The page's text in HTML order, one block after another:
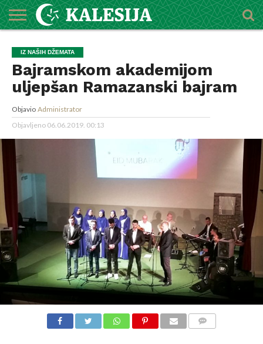
O
MEDŽLISU
DŽEMATI
IMAMI
MEKTEBSKI
CENTAR
VIJESTI
HUTBE
NAJAVE
KALENDAR
KONTAKT
IZ NAŠIH DŽEMATA
Bajramskom akademijom
uljepšan Ramazanski bajram
Objavio Administrator
Objavljeno 06.06.2019. 00:13